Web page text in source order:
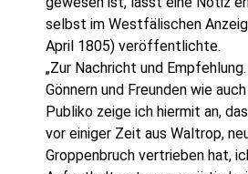
selbst im Westfälischen
April 1805) veröffentlichte.
„Zur Nachricht und
Gönnern und Freunden wie
Publiko zeige ich hiermit an,
vor einiger Zeit aus Waltrop,
Groppenbruch vertrieben hat,